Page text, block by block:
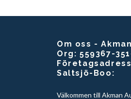
Om oss -
Org: 559367-
Saltsjö-Boo:
Välkommen till Akman